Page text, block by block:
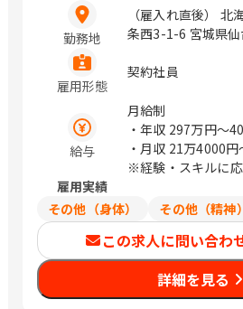
勤務地
（雇入れ直後）
条西3-1-6 宮城県
玉県さいたま市浦
区新都心11－2 明
新都心ビル 東京都
21-1 日本橋浜町F
日本橋蛎殻町2-
本橋安田スカイゲー
本橋浜町3-3-2 ト
愛知県名古屋市中
クス名古屋錦ビル
道修町1-6-7 JMF
岡市中央区大名2-
雇用形態
契約社員
給与
月給制
・年収 297万円〜
・月収 21万4000
※経験・スキルに
雇用実績
その他（身体）
その他（精神）
この求人に問い合わ
詳細を見る